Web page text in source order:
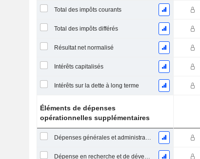
Total des impôts courants
Total des impôts différés
Résultat net normalisé
Intérêts capitalisés
Intérêts sur la dette à long terme
Éléments de dépenses
opérationnelles supplémentaires
Dépenses générales et administratives
Dépense en recherche et de développement